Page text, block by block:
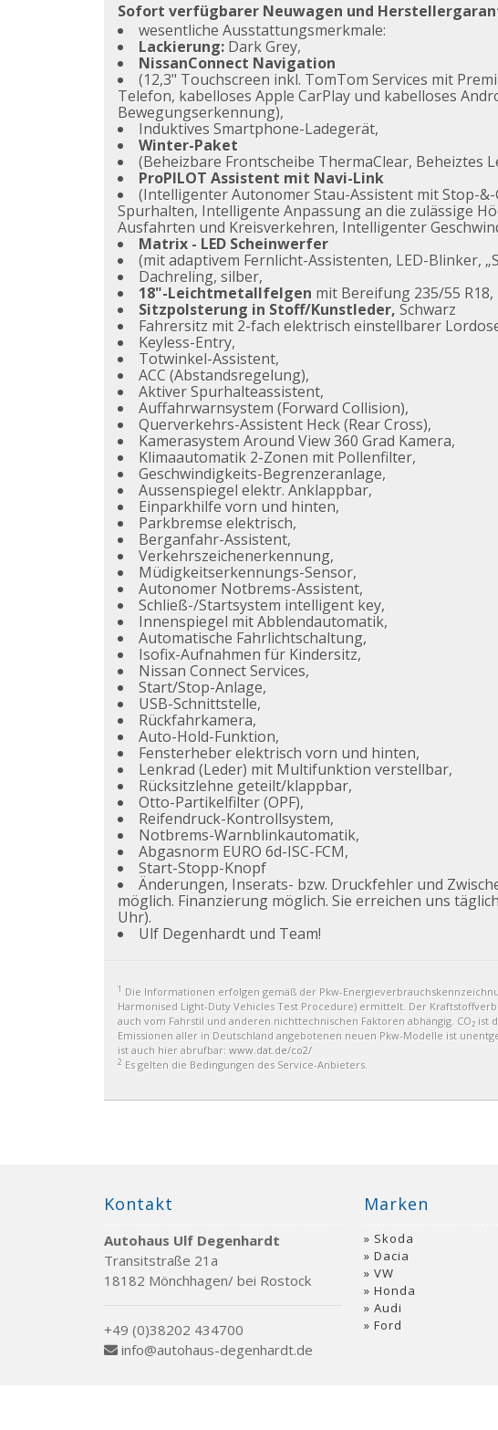
Sofort verfügbarer Neuwagen und
wesentliche Ausstattungsmerkmale:
Lackierung: Dark Grey,
NissanConnect Navigation
(12,3" Touchscreen inkl. TomTom Services mit
Telefon, kabelloses Apple CarPlay und kabelloses
Bewegungserkennung),
Induktives Smartphone-Ladegerät,
Winter-Paket
(Beheizbare Frontscheibe ThermaClear, Beheiztes
ProPILOT Assistent mit Navi-Link
(Intelligenter Autonomer Stau-Assistent mit Stop-
Spurhalten, Intelligente Anpassung an die zulässige
Ausfahrten und Kreisverkehren, Intelligenter
Matrix - LED Scheinwerfer
(mit adaptivem Fernlicht-Assistenten, LED-Blinker,
Dachreling, silber,
18"-Leichtmetallfelgen mit Bereifung 235/55 R18,
Sitzpolsterung in Stoff/Kunstleder, Schwarz
Fahrersitz mit 2-fach elektrisch einstellbarer
Keyless-Entry,
Totwinkel-Assistent,
ACC (Abstandsregelung),
Aktiver Spurhalteassistent,
Auffahrwarnsystem (Forward Collision),
Querverkehrs-Assistent Heck (Rear Cross),
Kamerasystem Around View 360 Grad Kamera,
Klimaautomatik 2-Zonen mit Pollenfilter,
Geschwindigkeits-Begrenzeranlage,
Aussenspiegel elektr. Anklappbar,
Einparkhilfe vorn und hinten,
Parkbremse elektrisch,
Berganfahr-Assistent,
Verkehrszeichenerkennung,
Müdigkeitserkennungs-Sensor,
Autonomer Notbrems-Assistent,
Schließ-/Startsystem intelligent key,
Innenspiegel mit Abblendautomatik,
Automatische Fahrlichtschaltung,
Isofix-Aufnahmen für Kindersitz,
Nissan Connect Services,
Start/Stop-Anlage,
USB-Schnittstelle,
Rückfahrkamera,
Auto-Hold-Funktion,
Fensterheber elektrisch vorn und hinten,
Lenkrad (Leder) mit Multifunktion verstellbar,
Rücksitzlehne geteilt/klappbar,
Otto-Partikelfilter (OPF),
Reifendruck-Kontrollsystem,
Notbrems-Warnblinkautomatik,
Abgasnorm EURO 6d-ISC-FCM,
Start-Stopp-Knopf
Änderungen, Inserats- bzw. Druckfehler und
möglich. Finanzierung möglich. Sie erreichen uns
Uhr).
Ulf Degenhardt und Team!
1 Die Informationen erfolgen gemäß der Pkw-
Harmonised Light-Duty Vehicles Test Procedure) ermittelt. Der
auch vom Fahrstil und anderen nichttechnischen Faktoren abhängig. CO₂
Emissionen aller in Deutschland angebotenen neuen Pkw-Modelle ist
ist auch hier abrufbar: www.dat.de/co2/
2 Es gelten die Bedingungen des Service-Anbieters.
Kontakt
Autohaus Ulf Degenhardt
Transitstraße 21a
18182 Mönchhagen/ bei Rostock
+49 (0)38202 434700
info@autohaus-degenhardt.de
Marken
Skoda
Dacia
VW
Honda
Audi
Ford